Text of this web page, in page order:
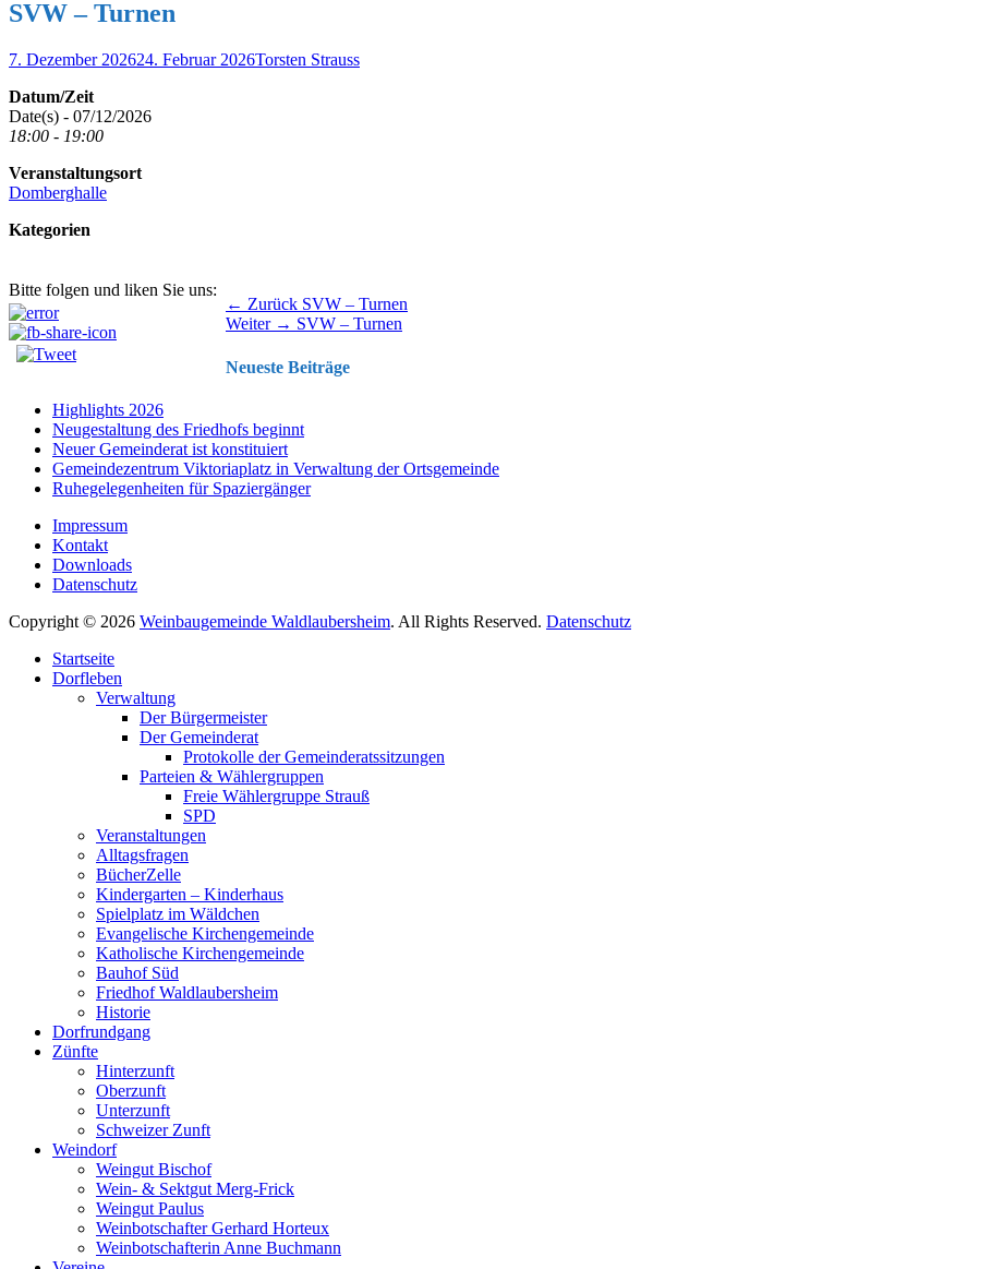
SVW – Turnen
Veröffentlicht
7. Dezember 202624. Februar 2026Autor
Torsten Strauss
Datum/Zeit
Date(s) - 07/12/2026
18:00 - 19:00
Veranstaltungsort
Domberghalle
Kategorien
Bitte folgen und liken Sie uns:
Beitragsnavigation ← Zurück Vorhergehender
Beitrag:
SVW – Turnen
Weiter → Nächster
SVW – Turnen
Neueste Beiträge
Highlights 2026
Neugestaltung des Friedhofs beginnt
Neuer Gemeinderat ist konstituiert
Gemeindezentrum Viktoriaplatz in Verwaltung der Ortsgemeinde
Ruhegelegenheiten für Spaziergänger
Impressum
Kontakt
Downloads
Datenschutz
Copyright © 2026 Weinbaugemeinde Waldlaubersheim. All Rights Reserved. Datenschutz
oben
scrollen
Startseite
Dorfleben
Verwaltung
Der Bürgermeister
Der Gemeinderat
Protokolle der Gemeinderatssitzungen
Parteien & Wählergruppen
Freie Wählergruppe Strauß
SPD
Veranstaltungen
Alltagsfragen
BücherZelle
Kindergarten – Kinderhaus
Spielplatz im Wäldchen
Evangelische Kirchengemeinde
Katholische Kirchengemeinde
Bauhof Süd
Friedhof Waldlaubersheim
Historie
Dorfrundgang
Zünfte
Hinterzunft
Oberzunft
Unterzunft
Schweizer Zunft
Weindorf
Weingut Bischof
Wein- & Sektgut Merg-Frick
Weingut Paulus
Weinbotschafter Gerhard Horteux
Weinbotschafterin Anne Buchmann